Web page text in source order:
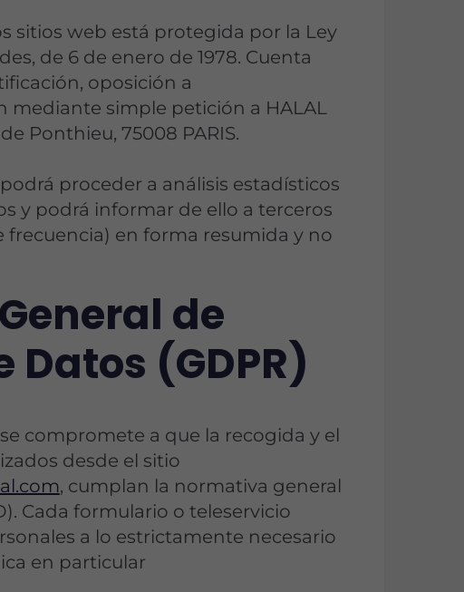
sitios web está protegida por la Ley
de 6 de enero de 1978. Cuenta
oposición a
mediante simple petición a HALAL
Ponthieu, 75008 PARIS.
podrá proceder a análisis estadísticos
y podrá informar de ello a terceros
frecuencia) en forma resumida y no
de
Datos (GDPR)
se compromete a que la recogida y el
desde el sitio
, cumplan la normativa general
Cada formulario o teleservicio
a lo estrictamente necesario
en particular